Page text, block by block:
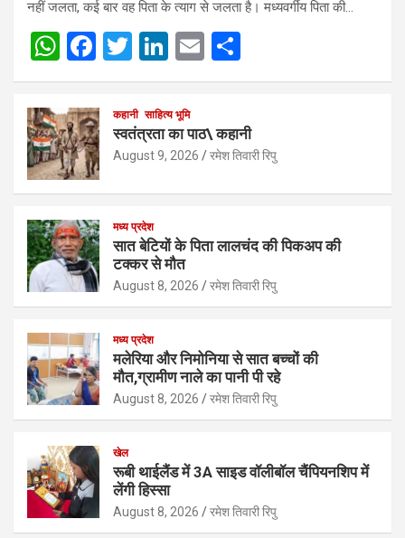
नहीं जलता, कई बार वह पिता के त्याग से जलता है। मध्यवर्गीय पिता की…
W
h
at
s
A
p
p
F
a
ce
b
o
o
k
T
wi
tt
er
Li
n
ke
dI
n
E
m h
e
कहानी साहित्य भूमि
स्वतंत्रता का पाठ\ कहानी
August 9, 2026 रमेश तिवारी रिपु
मध्य प्रदेश
सात बेटियों के पिता लालचंद की पिकअप की
टक्कर से मौत
August 8, 2026 रमेश तिवारी रिपु
मध्य प्रदेश
मलेरिया और निमोनिया से सात बच्चों की
मौत,ग्रामीण नाले का पानी पी रहे
August 8, 2026 रमेश तिवारी रिपु
खेल
रूबी थाईलैंड में 3A साइड वॉलीबॉल चैंपियनशिप में
लेंगी हिस्सा
August 8, 2026 रमेश तिवारी रिपु